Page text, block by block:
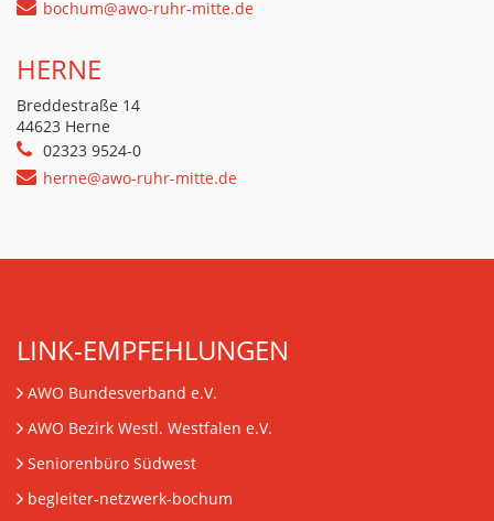
bochum@awo-ruhr-mitte.de
HERNE
Breddestraße 14
44623 Herne
02323 9524-0
herne@awo-ruhr-mitte.de
LINK-EMPFEHLUNGEN
AWO Bundesverband e.V.
AWO Bezirk Westl. Westfalen e.V.
Seniorenbüro Südwest
begleiter-netzwerk-bochum